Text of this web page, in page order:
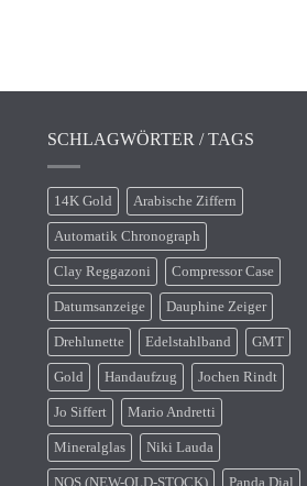
SCHLAGWÖRTER / TAGS
14K Gold Arabische Ziffern
Automatik Chronograph
Clay Reggazoni Compressor Case
Datumsanzeige Dauphine Zeiger
Drehlunette Edelstahlband GMT
Gold Handaufzug Jochen Rindt
Jo Siffert Mario Andretti
Mineralglas Niki Lauda
NOS (NEW-OLD-STOCK) Panda Dial